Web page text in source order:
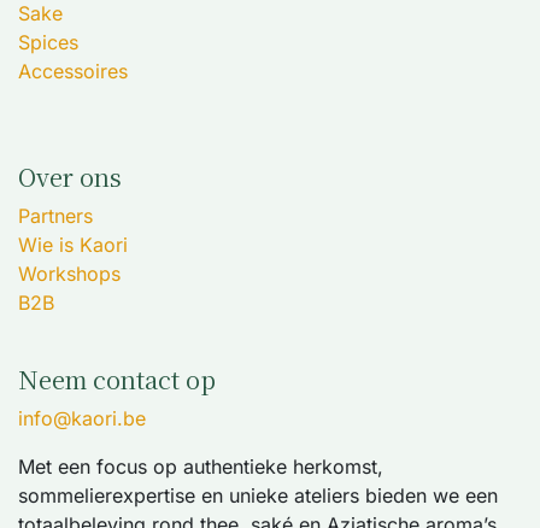
Sake
Spices
Accessoires
Over ons
Partners
Wie is Kaori
Workshops
B2B
Neem contact op
info@kaori.be
Met een focus op authentieke herkomst,
sommelierexpertise en unieke ateliers bieden we een